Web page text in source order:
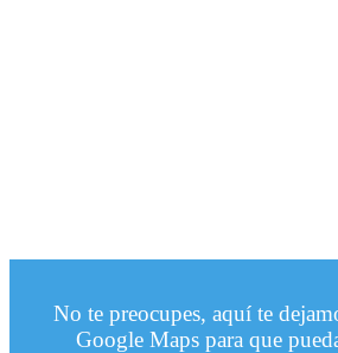
No te preocupes, aquí te
Google Maps para que